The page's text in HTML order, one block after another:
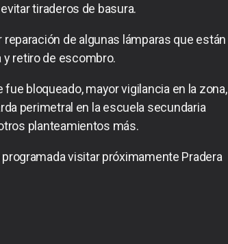
tiraderos de basura.
de algunas lámparas que están
retiro de escombro.
bloqueado, mayor vigilancia en la zona,
perimetral en la escuela secundaria
planteamientos más.
visitar próximamente Pradera